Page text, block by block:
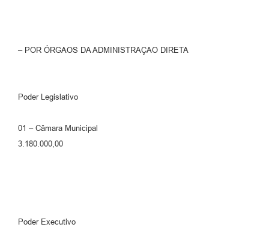
– POR ÓRGAOS DA ADMINISTRAÇAO DIRETA
Poder Legislativo
01 – Câmara Municipal
3.180.000,00
Poder Executivo